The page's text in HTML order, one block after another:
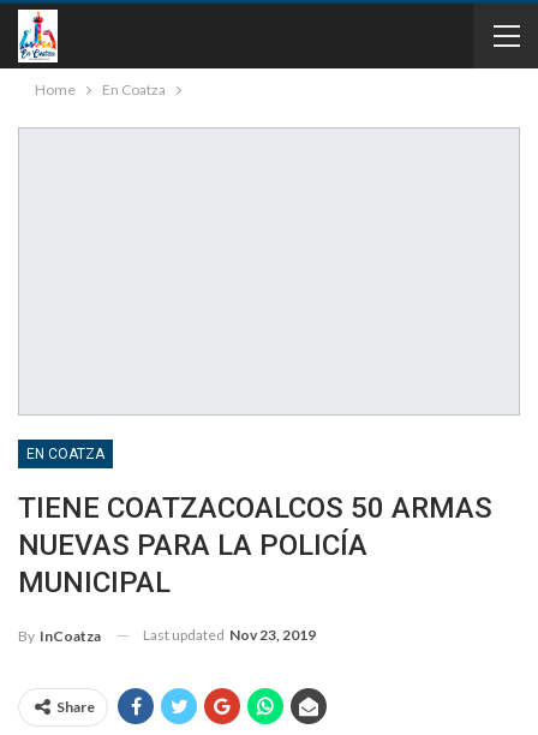
Home En Coatza
EN COATZA
TIENE COATZACOALCOS 50 ARMAS
NUEVAS PARA LA POLICÍA
MUNICIPAL
By InCoatza Last updated Nov 23, 2019
Share